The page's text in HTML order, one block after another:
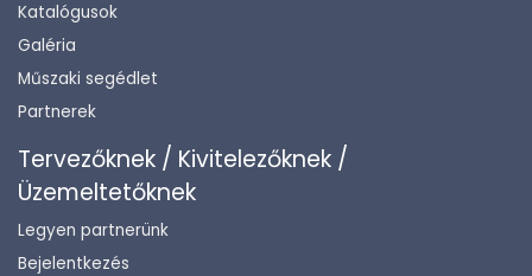
Katalógusok
Galéria
Műszaki segédlet
Partnerek
Tervezőknek / Kivitelezőknek /
Üzemeltetőknek
Legyen partnerünk
Bejelentkezés